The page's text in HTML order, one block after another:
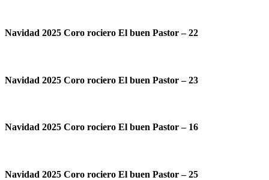
Navidad 2025 Coro rociero El buen Pastor – 22
Navidad 2025 Coro rociero El buen Pastor – 23
Navidad 2025 Coro rociero El buen Pastor – 16
Navidad 2025 Coro rociero El buen Pastor – 25